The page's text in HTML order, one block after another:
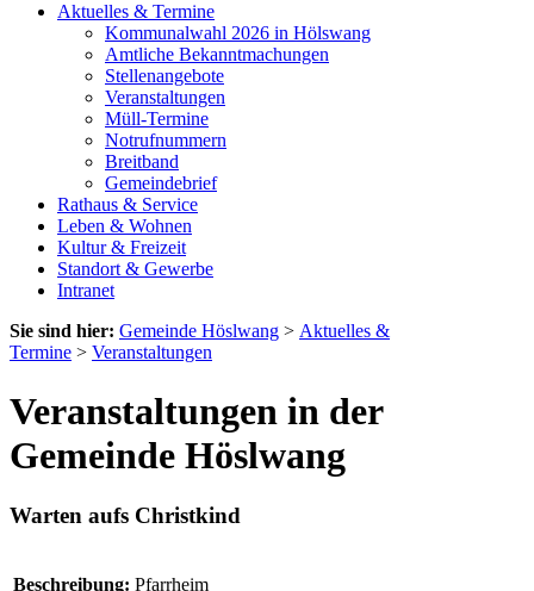
Aktuelles & Termine
Kommunalwahl 2026 in Hölswang
Amtliche Bekanntmachungen
Stellenangebote
Veranstaltungen
Müll-Termine
Notrufnummern
Breitband
Gemeindebrief
Rathaus & Service
Leben & Wohnen
Kultur & Freizeit
Standort & Gewerbe
Intranet
Sie sind hier: Gemeinde Höslwang > Aktuelles &
Termine > Veranstaltungen
Veranstaltungen in der
Gemeinde Höslwang
Warten aufs Christkind
Beschreibung: Pfarrheim